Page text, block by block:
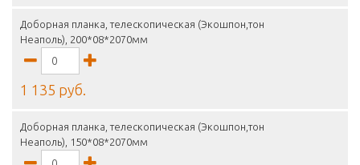
Доборная планка, телескопическая (Экошпон,тон
Неаполь), 200*08*2070мм
1 135 руб.
Доборная планка, телескопическая (Экошпон,тон
Неаполь), 150*08*2070мм